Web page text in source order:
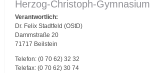
Herzog-Christoph-Gymnasium
Verantwortlich:
Dr. Felix Stadtfeld (OStD)
Dammstraße 20
71717 Beilstein
Telefon: (0 70 62) 32 32
Telefax: (0 70 62) 30 74